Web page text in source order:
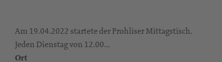
Am 19.04.2022 startete der Prohliser Mittagstisch.
Jeden Dienstag von 12.00...
Ort